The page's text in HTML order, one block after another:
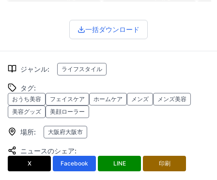
一括ダウンロード
ジャンル: ライフスタイル
タグ:
おうち美容 フェイスケア ホームケア メンズ
メンズ美容
美容グッズ
美顔ローラー
場所: 大阪府大阪市
ニュースのシェア:
X Facebook LINE 印刷